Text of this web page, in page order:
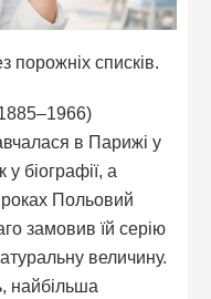
порожніх списків.
в Парижі у
біографії, а
Польовий
замовив їй серію
величину.
найбільша